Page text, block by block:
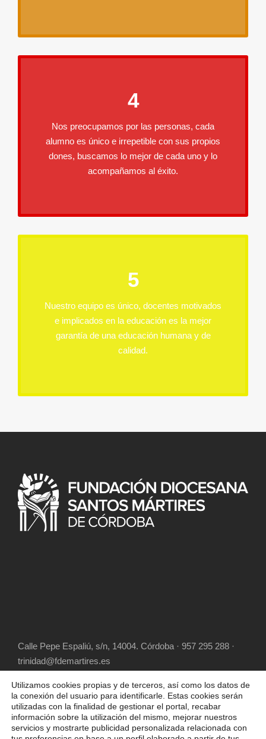
4
Nos preocupamos por las personas, cada
alumno es único e irrepetible con sus propios
dones, buscamos lo mejor de cada uno y lo
acompañamos al éxito.
5
Nuestro equipo es único, docentes motivados
e implicados en la educación es la mejor
garantía de una educación humana y de
calidad.
Calle Pepe Espaliú, s/n, 14004. Córdoba · 957 295 288 ·
trinidad@fdemartires.es
Utilizamos cookies propias y de terceros, así como los datos de
la conexión del usuario para identificarle. Estas cookies serán
utilizadas con la finalidad de gestionar el portal, recabar
información sobre la utilización del mismo, mejorar nuestros
servicios y mostrarte publicidad personalizada relacionada con